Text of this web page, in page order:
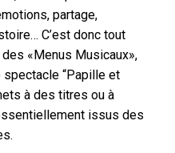
partage,
C’est donc tout
«Menus Musicaux»,
“Papille et
à des titres ou à
issus des